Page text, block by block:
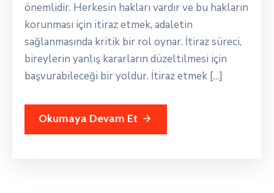
önemlidir. Herkesin hakları vardır ve bu hakların
korunması için itiraz etmek, adaletin
sağlanmasında kritik bir rol oynar. İtiraz süreci,
bireylerin yanlış kararların düzeltilmesi için
başvurabileceği bir yoldur. İtiraz etmek […]
Okumaya Devam Et